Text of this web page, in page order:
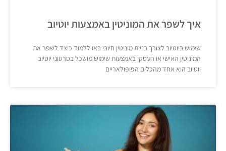
איך לשפר את המוניטין באמצעות יוטיוב
שימוש ביוטיוב לצורך בניית מוניטין חיובי באו ללמוד כיצד לשפר את
המוניטין האישי או העסקי באמצעות שימוש מושכל בסרטוני יוטיוב
יוטיוב הוא אחד מהכלים הפופולאריים